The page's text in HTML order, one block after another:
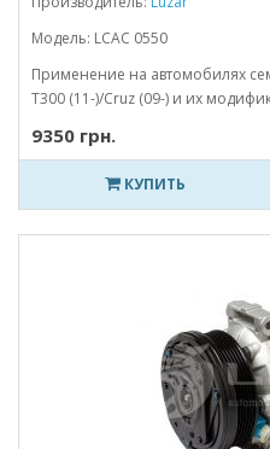
Модель: LCAC 0550
Применение на автомобилях
T300 (11-)/Cruz (09-) и их
9350 грн.
КУПИТЬ